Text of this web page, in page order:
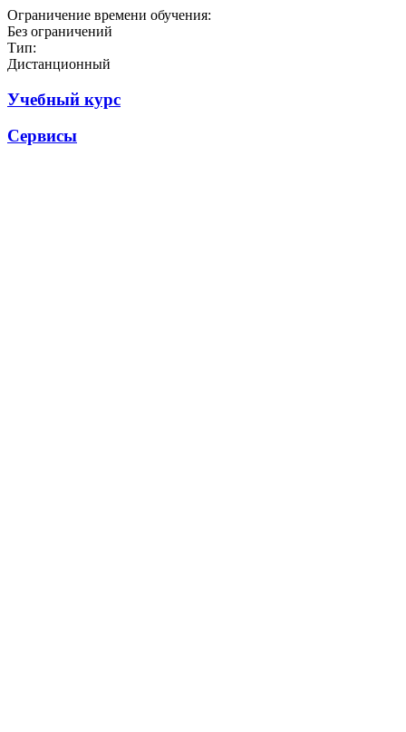
Ограничение времени обучения:
Без ограничений
Тип:
Дистанционный
Учебный курс
Сервисы